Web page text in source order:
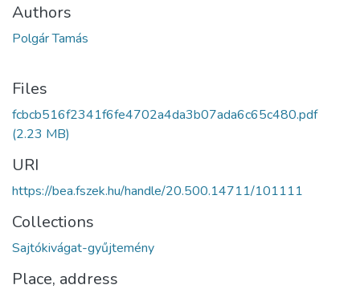
Authors
Polgár Tamás
Files
fcbcb516f2341f6fe4702a4da3b07ada6c65c480.pdf
(2.23 MB)
URI
https://bea.fszek.hu/handle/20.500.14711/101111
Collections
Sajtókivágat-gyűjtemény
Place, address